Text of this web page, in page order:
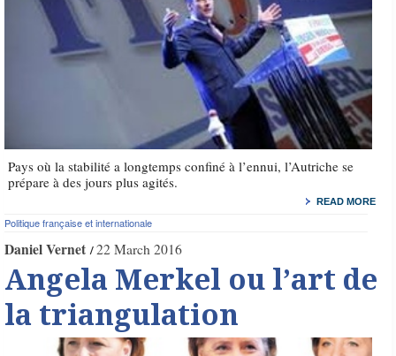
Pays où la stabilité a longtemps confiné à l’ennui, l’Autriche se
prépare à des jours plus agités.
READ MORE
Politique française et internationale
Daniel Vernet 22 March 2016
Angela Merkel ou l’art de
la triangulation